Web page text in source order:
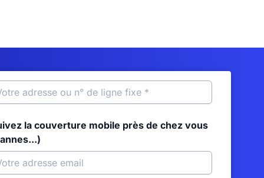
la couverture mobile près de chez vous